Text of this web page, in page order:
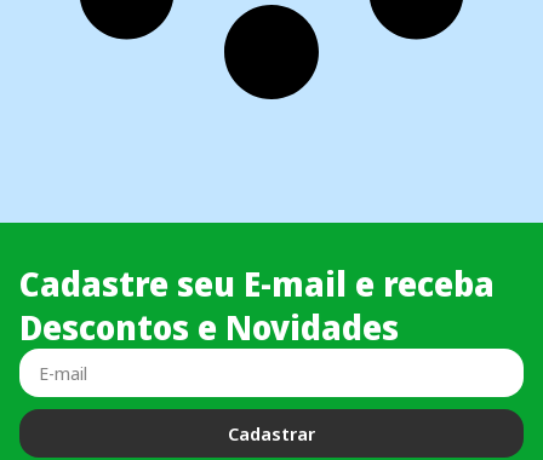
Cadastre seu E-mail e receba
Descontos e Novidades
Cadastrar